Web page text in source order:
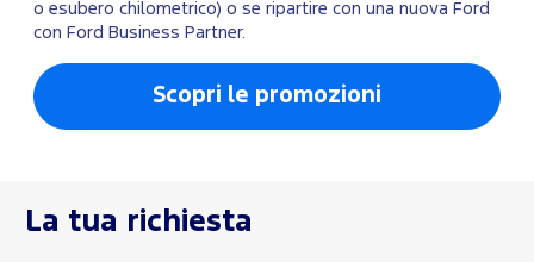
o esubero chilometrico) o se ripartire con una nuova Ford
con Ford Business Partner.
Scopri le promozioni
La tua richiesta